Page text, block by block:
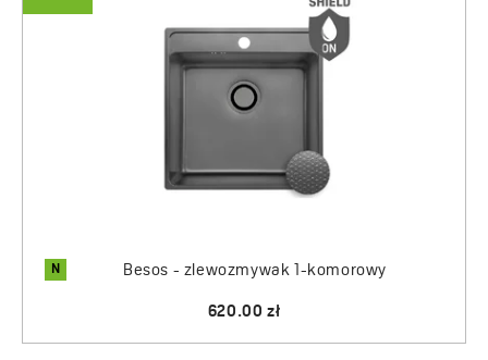
N Besos - zlewozmywak 1-komorowy
620.00 zł